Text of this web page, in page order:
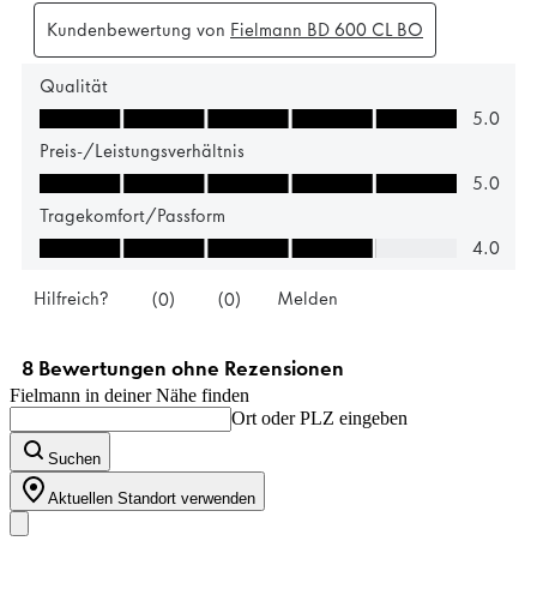
Fielmann in deiner Nähe finden
Ort oder PLZ eingeben
Suchen
Aktuellen Standort verwenden